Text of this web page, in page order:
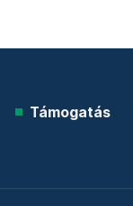
Támogatás